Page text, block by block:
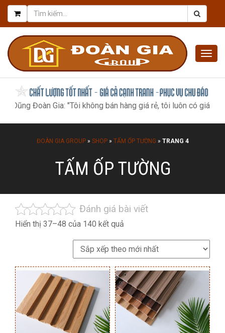
Đoàn Gia: "Tôi không bán hàng giá rẻ, tôi luôn có giá tốt nhất,
ĐOÀN GIA GROUP» SHOP» TẤM ỐP TƯỜNG » TRANG 4
TẤM ỐP TƯỜNG
Đánh giá bài viết
Hiển thị 37–48 của 140 kết quả
sắp
xếp
theo
mới
nhất